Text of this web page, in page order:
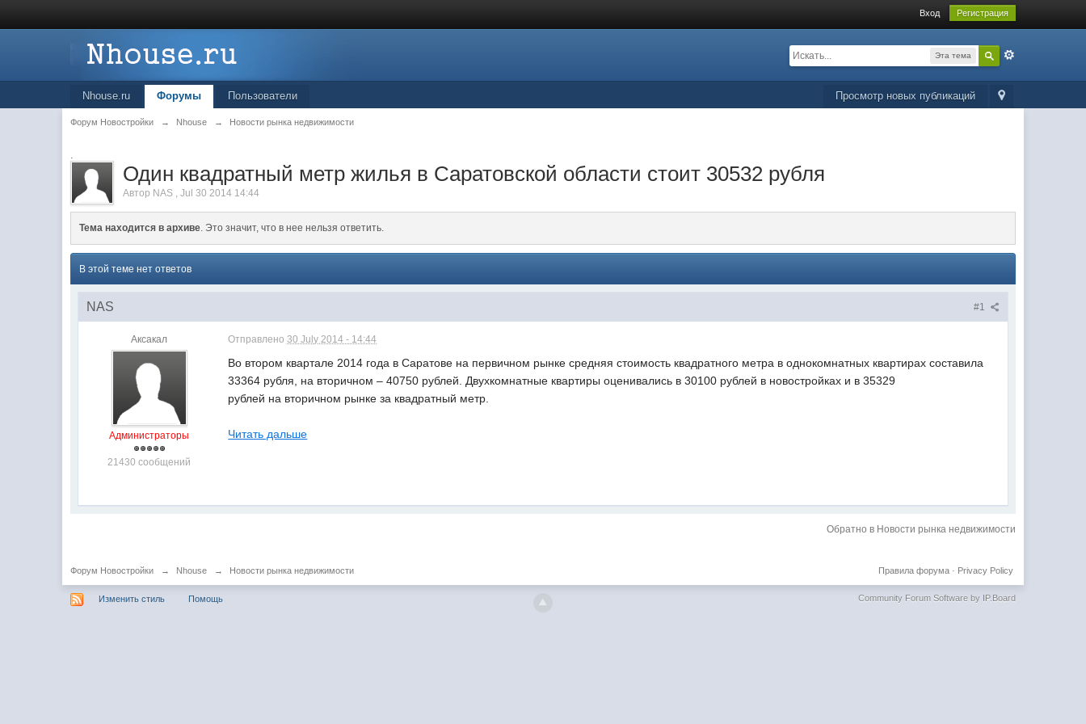
Вход Регистрация
Эта тема
Просмотр новых публикаций
Nhouse.ru Форумы Пользователи
Форум Новостройки → Nhouse → Новости рынка недвижимости
.
Один квадратный метр жилья в Саратовской области стоит 30532 рубля
Автор NAS ,Jul 30 2014 14:44
Тема находится в архиве. Это значит, что в нее нельзя ответить.
В этой теме нет ответов
#1
NAS
Аксакал
Администраторы
21430 сообщений
Отправлено30 July 2014 - 14:44
Во втором квартале 2014 года в Саратове на первичном рынке средняя стоимость квадратного метра в однокомнатных квартирах составила
33364 рубля, на вторичном – 40750 рублей. Двухкомнатные квартиры оценивались в 30100 рублей в новостройках и в 35329
рублей на вторичном рынке за квадратный метр.
Читать дальше
Обратно в Новости рынка недвижимости
Форум Новостройки → Nhouse → Новости рынка недвижимости Privacy Policy
Правила форума·
Изменить стиль Помощь Community Forum Software by IP.Board